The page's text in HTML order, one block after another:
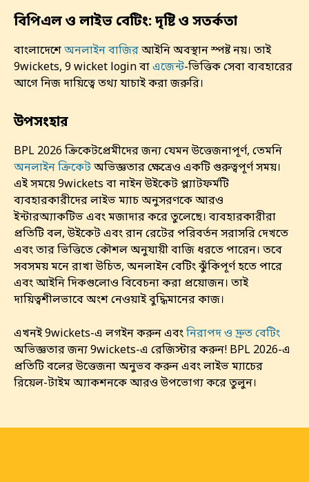
বিপিএল ও লাইভ বেটিং: দৃষ্টি ও সতর্কতা
বাংলাদেশেঅনলাইন বাজিরআইনি অবস্থান স্পষ্ট নয়। তাই
9wickets, 9 wicket login বাএজেন্ট-ভিত্তিক সেবা ব্যবহারের
আগে নিজ দায়িত্বে তথ্য যাচাই করা জরুরি।
উপসংহার
BPL 2026 ক্রিকেটপ্রেমীদের জন্য যেমন উত্তেজনাপূর্ণ, তেমনি
অনলাইন ক্রিকেটঅভিজ্ঞতার ক্ষেত্রেও একটি গুরুত্বপূর্ণ সময়।
এই সময়ে 9wickets বা নাইন উইকেট প্ল্যাটফর্মটি
ব্যবহারকারীদের লাইভ ম্যাচ অনুসরণকে আরও
ইন্টারঅ্যাকটিভ এবং মজাদার করে তুলেছে। ব্যবহারকারীরা
প্রতিটি বল, উইকেট এবং রান রেটের পরিবর্তন সরাসরি দেখতে
এবং তার ভিত্তিতে কৌশল অনুযায়ী বাজি ধরতে পারেন। তবে
সবসময় মনে রাখা উচিত, অনলাইন বেটিং ঝুঁকিপূর্ণ হতে পারে
এবং আইনি দিকগুলোও বিবেচনা করা প্রয়োজন। তাই
দায়িত্বশীলভাবে অংশ নেওয়াই বুদ্ধিমানের কাজ।
এখনই 9wickets-এ লগইন করুন এবংনিরাপদ ও দ্রুত বেটিং
অভিজ্ঞতার জন্য 9wickets-এ রেজিস্টার করুন! BPL 2026-এ
প্রতিটি বলের উত্তেজনা অনুভব করুন এবং লাইভ ম্যাচের
রিয়েল-টাইম অ্যাকশনকে আরও উপভোগ্য করে তুলুন।